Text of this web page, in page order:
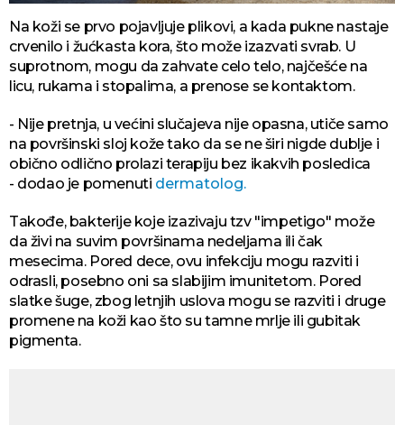
Na koži se prvo pojavljuje plikovi, a kada pukne nastaje
crvenilo i žućkasta kora, što može izazvati svrab. U
suprotnom, mogu da zahvate celo telo, najčešće na
licu, rukama i stopalima, a prenose se kontaktom.
- Nije pretnja, u većini slučajeva nije opasna, utiče samo
na površinski sloj kože tako da se ne širi nigde dublje i
obično odlično prolazi terapiju bez ikakvih posledica
- dodao je pomenuti dermatolog.
Takođe, bakterije koje izazivaju tzv "impetigo" može
da živi na suvim površinama nedeljama ili čak
mesecima. Pored dece, ovu infekciju mogu razviti i
odrasli, posebno oni sa slabijim imunitetom. Pored
slatke šuge, zbog letnjih uslova mogu se razviti i druge
promene na koži kao što su tamne mrlje ili gubitak
pigmenta.